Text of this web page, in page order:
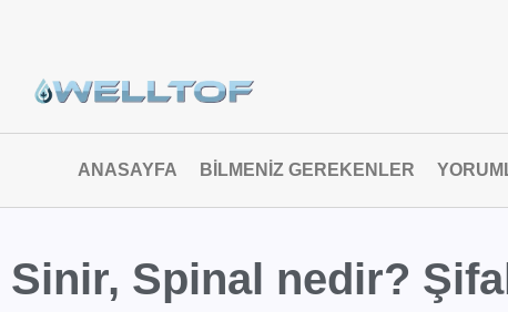
ANASAYFA BILMENIZ GEREKENLER
Sinir, Spinal nedir?